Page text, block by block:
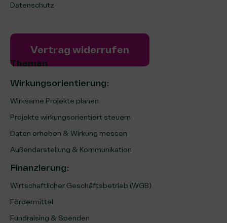
Datenschutz
Vertrag widerrufen
Themen
Wirkungsorientierung:
Wirksame Projekte planen
Projekte wirkungsorientiert steuern
Daten erheben & Wirkung messen
Außendarstellung & Kommunikation
Finanzierung:
Wirtschaftlicher Geschäftsbetrieb (WGB)
Fördermittel
Fundraising & Spenden